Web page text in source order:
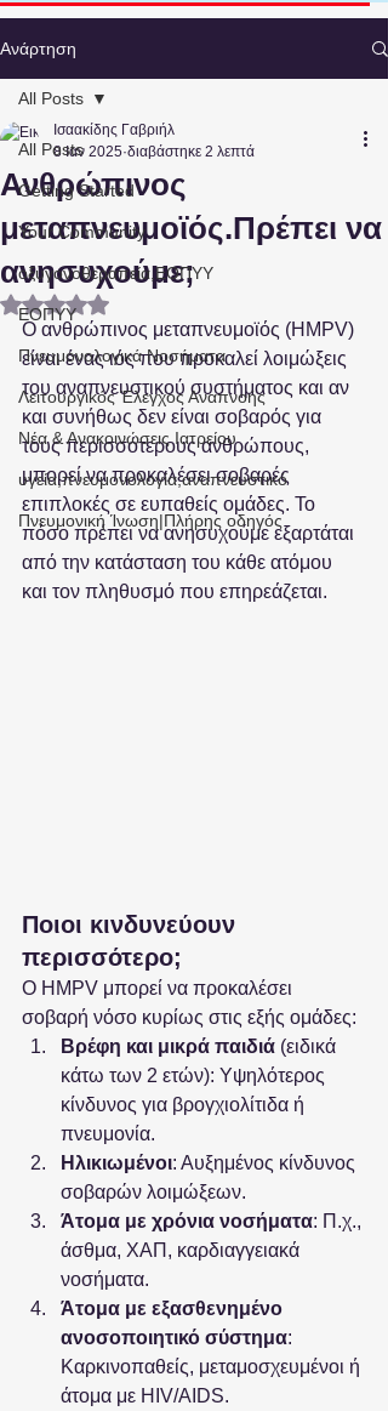
Ανάρτηση
All Posts
Getting Started
Your Community
οξυγονοθεραπεία,ΕΟΠΥΥ
ΕΟΠΥΥ
Πνευμονολογικά Νοσήματα
Λειτουργικός Έλεγχος Αναπνοής
Νέα & Ανακοινώσεις Ιατρείου
υγεία,πνευμονολογία,αναπνευστικό
Πνευμονική Ίνωση|Πλήρης οδηγός
All Posts
Ανθρώπινος
μεταπνευμοϊός.Πρέπει να
ανησυχούμε;
Ισαακίδης Γαβριήλ
8 Ιαν 2025 διαβάστηκε 2 λεπτά
Βαθμολογήθηκε με NaN από 5 αστέρια.
Ο ανθρώπινος μεταπνευμοϊός (HMPV)
είναι ένας ιός που προκαλεί λοιμώξεις
του αναπνευστικού συστήματος και αν
και συνήθως δεν είναι σοβαρός για
τους περισσότερους ανθρώπους,
μπορεί να προκαλέσει σοβαρές
επιπλοκές σε ευπαθείς ομάδες. Το
πόσο πρέπει να ανησυχούμε εξαρτάται
από την κατάσταση του κάθε ατόμου
και τον πληθυσμό που επηρεάζεται.
Ποιοι κινδυνεύουν
περισσότερο;
Ο HMPV μπορεί να προκαλέσει
σοβαρή νόσο κυρίως στις εξής ομάδες:
Βρέφη και μικρά παιδιά (ειδικά
κάτω των 2 ετών): Υψηλότερος
κίνδυνος για βρογχιολίτιδα ή
πνευμονία.
Ηλικιωμένοι: Αυξημένος κίνδυνος
σοβαρών λοιμώξεων.
Άτομα με χρόνια νοσήματα: Π.χ.,
άσθμα, ΧΑΠ, καρδιαγγειακά
νοσήματα.
Άτομα με εξασθενημένο
ανοσοποιητικό σύστημα:
Καρκινοπαθείς, μεταμοσχευμένοι ή
άτομα με HIV/AIDS.